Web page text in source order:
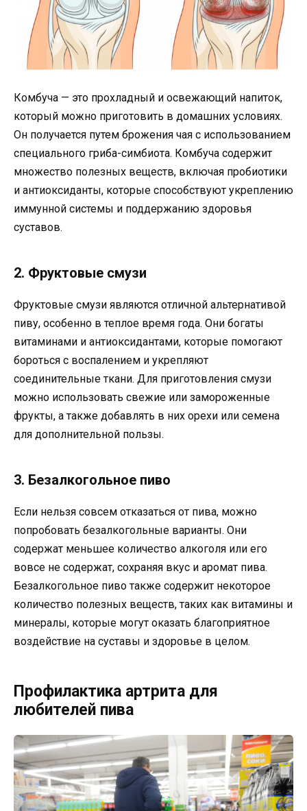
Комбуча — это прохладный и освежающий напиток,
который можно приготовить в домашних условиях.
Он получается путем брожения чая с использованием
специального гриба-симбиота. Комбуча содержит
множество полезных веществ, включая пробиотики
и антиоксиданты, которые способствуют укреплению
иммунной системы и поддержанию здоровья
суставов.
2. Фруктовые смузи
Фруктовые смузи являются отличной альтернативой
пиву, особенно в теплое время года. Они богаты
витаминами и антиоксидантами, которые помогают
бороться с воспалением и укрепляют
соединительные ткани. Для приготовления смузи
можно использовать свежие или замороженные
фрукты, а также добавлять в них орехи или семена
для дополнительной пользы.
3. Безалкогольное пиво
Если нельзя совсем отказаться от пива, можно
попробовать безалкогольные варианты. Они
содержат меньшее количество алкоголя или его
вовсе не содержат, сохраняя вкус и аромат пива.
Безалкогольное пиво также содержит некоторое
количество полезных веществ, таких как витамины и
минералы, которые могут оказать благоприятное
воздействие на суставы и здоровье в целом.
Профилактика артрита для
любителей пива